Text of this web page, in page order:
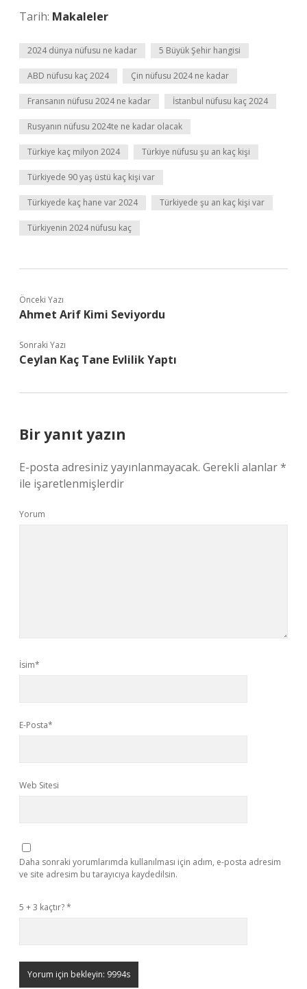
Tarih: Makaleler
2024 dünya nüfusu ne kadar 5 Büyük Şehir hangisi
ABD nüfusu kaç 2024 Çin nüfusu 2024 ne kadar
Fransanın nüfusu 2024 ne kadar İstanbul nüfusu kaç 2024
Rusyanın nüfusu 2024te ne kadar olacak
Türkiye kaç milyon 2024 Türkiye nüfusu şu an kaç kişi
Türkiyede 90 yaş üstü kaç kişi var
Türkiyede kaç hane var 2024 Türkiyede şu an kaç kişi var
Türkiyenin 2024 nüfusu kaç
Önceki Yazı
Ahmet Arif Kimi Seviyordu
Sonraki Yazı
Ceylan Kaç Tane Evlilik Yaptı
Bir yanıt yazın
E-posta adresiniz yayınlanmayacak. Gerekli alanlar*
ile işaretlenmişlerdir
Yorum
İsim*
E-Posta*
Web Sitesi
Daha sonraki yorumlarımda kullanılması için adım, e-posta adresim
ve site adresim bu tarayıcıya kaydedilsin.
5 + 3 kaçtır?*